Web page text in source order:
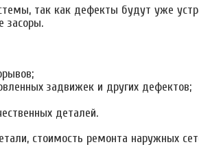
так как дефекты будут уже
засоры.
задвижек и других дефектов;
деталей.
стоимость ремонта наружных